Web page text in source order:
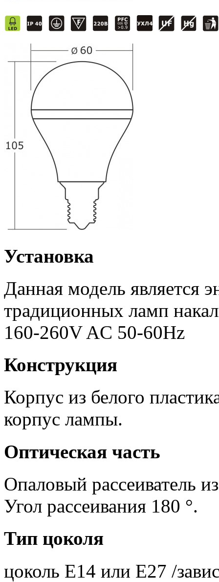
Установка
Данная модель является
традиционных ламп
160-260V AC 50-60Hz
Конструкция
Корпус из белого
корпус лампы.
Оптическая часть
Опаловый рассеиватель
Угол рассеивания 180 °.
Тип цоколя
цоколь E14 или Е27 /